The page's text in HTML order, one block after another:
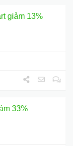
giảm 13%
33%